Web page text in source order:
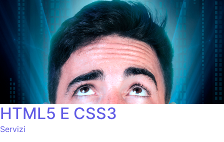
HTML5 E CSS3
Servizi